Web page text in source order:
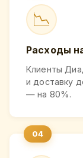
📉
Расходы
Клиенты
и доставку
— на 80%.